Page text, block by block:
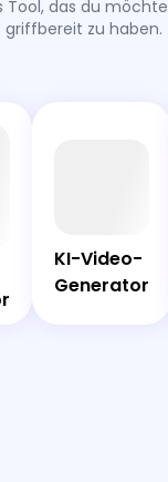
Tool, das du
griffbereit zu haben.
KI-Video-
Generator
Generator